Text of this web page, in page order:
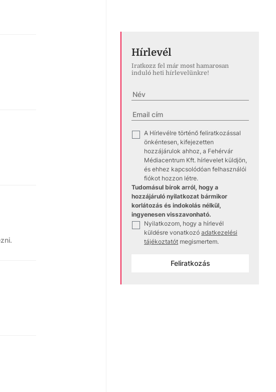
Hírlevél
Iratkozz fel már most hamarosan
induló heti hírlevelünkre!
✓
A Hírlevélre történő feliratkozással
önkéntesen, kifejezetten
hozzájárulok ahhoz, a Fehérvár
Médiacentrum Kft. hírlevelet küldjön,
és ehhez kapcsolódóan felhasználói
fiókot hozzon létre.
Tudomásul bírok arról, hogy a
hozzájáruló nyilatkozat bármikor
korlátozás és indokolás nélkül,
ingyenesen visszavonható.
✓
Nyilatkozom, hogy a hírlevél
küldésre vonatkozó adatkezelési
tájékoztatót megismertem.
Feliratkozás